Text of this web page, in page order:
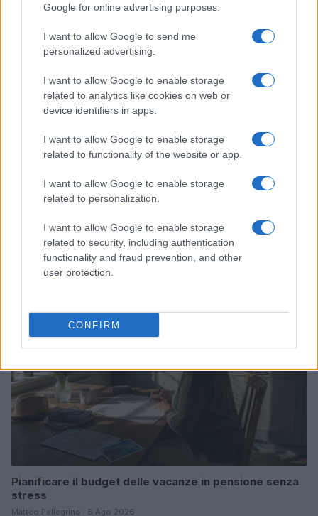
Google for online advertising purposes.
I want to allow Google to send me
personalized advertising.
I want to allow Google to enable storage
related to analytics like cookies on web or
device identifiers in apps.
I want to allow Google to enable storage
related to functionality of the website or app.
I want to allow Google to enable storage
related to personalization.
I want to allow Google to enable storage
related to security, including authentication
functionality and fraud prevention, and other
user protection.
CONFIRM
Domanda online per agevolazioni trasporti senior:
guida pratica
Marco Bianchi · 6 Ago 2026
Pianificare il budget delle vacanze in pensione senza
stress
Matteo Pellegrino · 6 Ago 2026